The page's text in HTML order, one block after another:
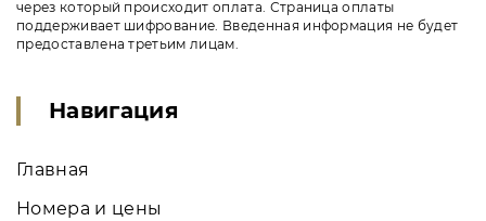
через который происходит оплата. Страница оплаты
поддерживает шифрование. Введенная информация не будет
предоставлена третьим лицам.
Навигация
Главная
Номера и цены